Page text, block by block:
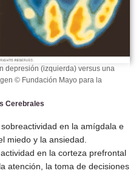
depresión (izquierda) versus una
© Fundación Mayo para la
Cerebrales
sobreactividad en la amígdala e
miedo y la ansiedad.
en la corteza prefrontal
atención, la toma de decisiones